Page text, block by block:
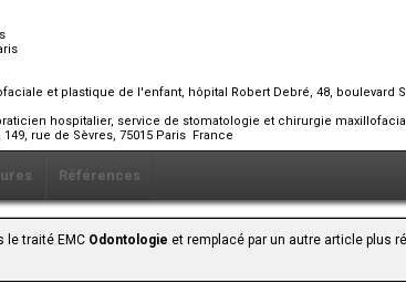
et plastique de l'enfant, hôpital Robert Debré, 48, boulevard
hospitalier, service de stomatologie et chirurgie
rue de Sèvres, 75015 Paris France
Références
le traité EMC Odontologie et remplacé par un autre article plus